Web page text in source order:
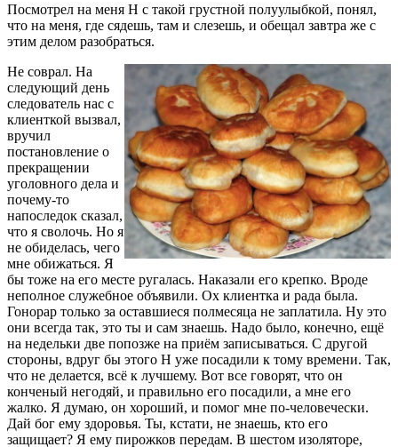
Посмотрел на меня Н с такой грустной полуулыбкой, понял,
что на меня, где сядешь, там и слезешь, и обещал завтра же с
этим делом разобраться.
Не соврал. На
следующий день
следователь нас с
клиенткой вызвал,
вручил
постановление о
прекращении
уголовного дела и
почему-то
напоследок сказал,
что я сволочь. Но я
не обиделась, чего
мне обижаться. Я
бы тоже на его месте ругалась. Наказали его крепко. Вроде
неполное служебное объявили. Ох клиентка и рада была.
Гонорар только за оставшиеся полмесяца не заплатила. Ну это
они всегда так, это ты и сам знаешь. Надо было, конечно, ещё
на недельки две попозже на приём записываться. С другой
стороны, вдруг бы этого Н уже посадили к тому времени. Так,
что не делается, всё к лучшему. Вот все говорят, что он
конченый негодяй, и правильно его посадили, а мне его
жалко. Я думаю, он хороший, и помог мне по-человечески.
Дай бог ему здоровья. Ты, кстати, не знаешь, кто его
защищает? Я ему пирожков передам. В шестом изоляторе,